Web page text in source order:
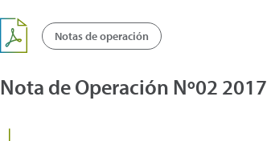
Notas de operación
Nota de Operación Nº02 2017